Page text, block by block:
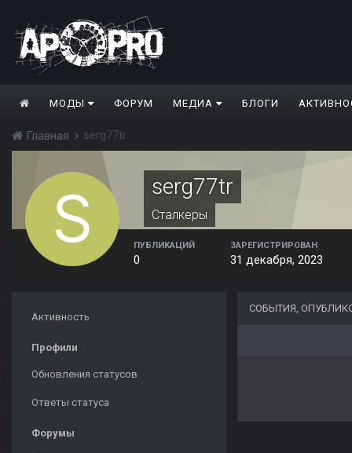
МОДЫ ФОРУМ МЕДИА БЛОГИ
Главная serg77tr
serg77tr
Сталкеры
ПУБЛИКАЦИЙ
0
ЗАРЕГИСТРИРОВАН
31 декабря, 2023
Активность
Профили
Обновления статусов
Ответы статуса
Форумы
СОБЫТИЯ,